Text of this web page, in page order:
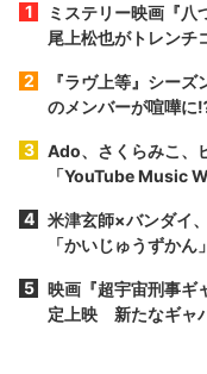
ミステリー映画『
尾上松也がトレンチ
『ラヴ上等』シー
のメンバーが喧嘩に
Ado、さくらみこ、
「YouTube Music
米津玄師×バンダイ
「かいじゅうずかん
映画『超宇宙刑事ギ
定上映 新たなギャ